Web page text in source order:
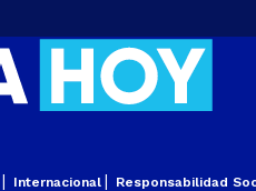
Internacional Responsabilidad